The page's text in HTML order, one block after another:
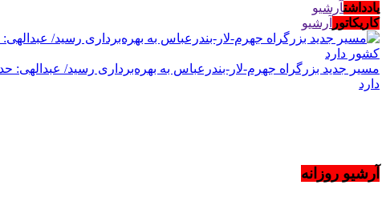
یادداشتآرشیو
کاریکاتور آرشیو
دارد
آرشیو روزانه